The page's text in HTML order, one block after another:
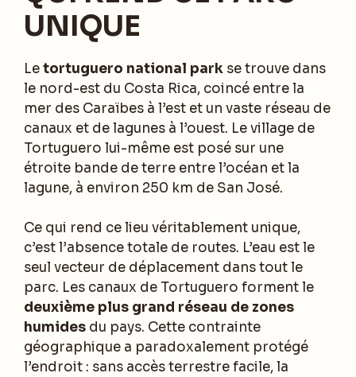
UNIQUE
Letortuguero national park se trouve dans
le nord-est du Costa Rica, coincé entre la
mer des Caraïbes à l’est et un vaste réseau de
canaux et de lagunes à l’ouest. Le village de
Tortuguero lui-même est posé sur une
étroite bande de terre entre l’océan et la
lagune, à environ 250 km de San José.
Ce qui rend ce lieu véritablement unique,
c’est l’absence totale de routes. L’eau est le
seul vecteur de déplacement dans tout le
parc. Les canaux de Tortuguero forment le
deuxième plus grand réseau de zones
humides du pays. Cette contrainte
géographique a paradoxalement protégé
l’endroit : sans accès terrestre facile, la